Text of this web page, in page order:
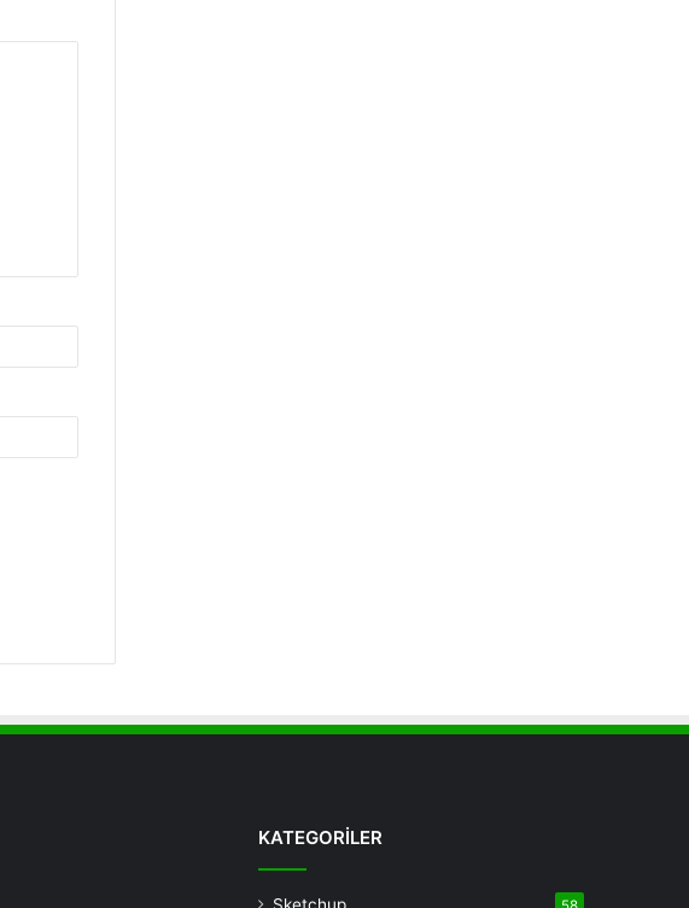
KATEGORİLER